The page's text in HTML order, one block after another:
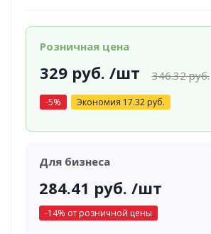
Розничная цена
329руб. /шт 346.32руб.
-5% Экономия 17.32руб.
Для бизнеса
284.41 руб. /шт
-14% от розничной цены